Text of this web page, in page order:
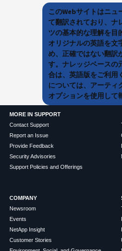
このWebサイトはニュ
て翻訳されており、ナ
ツの基本的な理解を目
オリジナルの英語を文
め、正確ではない翻訳
す。ナレッジベースの
合は、英語版をご利用
については、アーテ
オプションを使用して
MORE IN SUPPORT
Contact Support
Report an Issue
Provide Feedback
Security Advisories
Support Policies and Offerings
COMPANY
Newsroom
Events
NetApp Insight
Customer Stories